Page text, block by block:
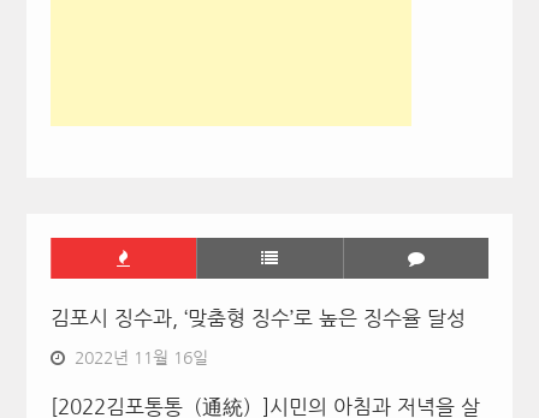
김포시 징수과, ‘맞춤형 징수’로 높은 징수율 달성
2022년 11월 16일
[2022김포통통（通統）]시민의 아침과 저녁을 살